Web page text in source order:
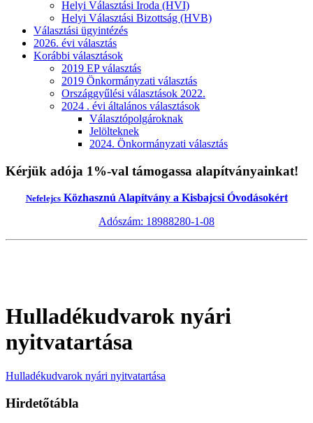
Helyi Választási Iroda (HVI)
Helyi Választási Bizottság (HVB)
Választási ügyintézés
2026. évi választás
Korábbi választások
2019 EP választás
2019 Önkormányzati választás
Országgyűlési választások 2022.
2024 . évi általános választások
Választópolgároknak
Jelölteknek
2024. Önkormányzati választás
Kérjük adója 1%-val támogassa alapítványainkat!
NefelejcsKözhasznú Alapítvány a Kisbajcsi Óvodásokért
Adószám: 18988280-1-08
Hulladékudvarok nyári
nyitvatartása
Hulladékudvarok nyári nyitvatartása
Hirdetőtábla